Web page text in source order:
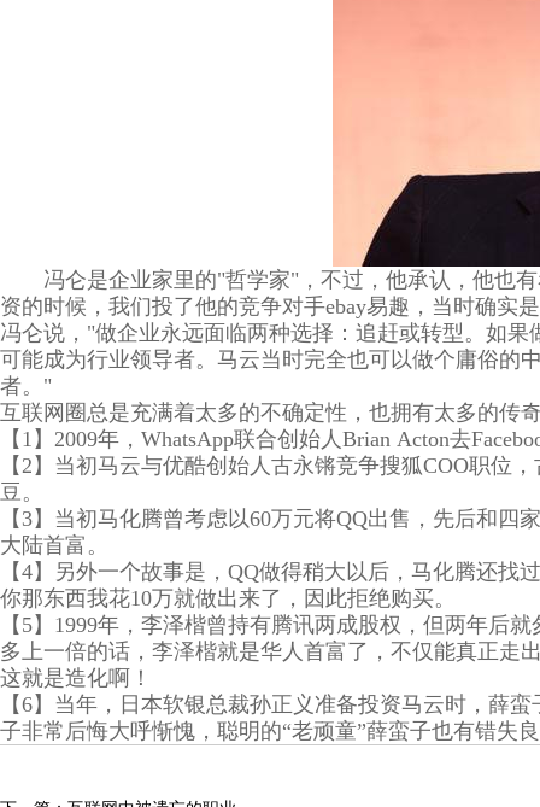
冯仑是企业家里的"哲学家"，不过，他承认，他也
资的时候，我们投了他的竞争对手ebay易趣，当时确实
冯仑说，"做企业永远面临两种选择：追赶或转型。如
可能成为行业领导者。马云当时完全也可以做个庸俗的
者。"
互联网圈总是充满着太多的不确定性，也拥有太多的传
【1】2009年，WhatsApp联合创始人Brian Acton去
【2】当初马云与优酷创始人古永锵竞争搜狐COO职位
豆。
【3】当初马化腾曾考虑以60万元将QQ出售，先后和
大陆首富。
【4】另外一个故事是，QQ做得稍大以后，马化腾还
你那东西我花10万就做出来了，因此拒绝购买。
【5】1999年，李泽楷曾持有腾讯两成股权，但两年后
多上一倍的话，李泽楷就是华人首富了，不仅能真正走
这就是造化啊！
【6】当年，日本软银总裁孙正义准备投资马云时，薛
子非常后悔大呼惭愧，聪明的“老顽童”薛蛮子也有错失